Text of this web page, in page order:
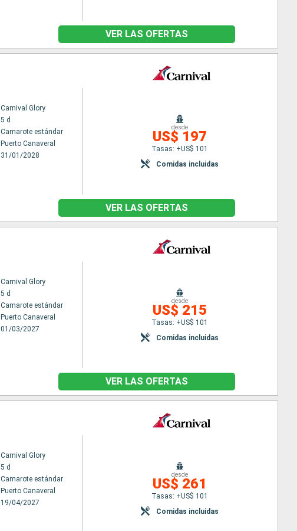
VER LAS OFERTAS
Carnival Glory
5 d
Camarote estándar
Puerto Canaveral
31/01/2028
desde
US$ 197
Tasas: +US$ 101
Comidas incluidas
VER LAS OFERTAS
Carnival Glory
5 d
Camarote estándar
Puerto Canaveral
01/03/2027
desde
US$ 215
Tasas: +US$ 101
Comidas incluidas
VER LAS OFERTAS
Carnival Glory
5 d
Camarote estándar
Puerto Canaveral
19/04/2027
desde
US$ 261
Tasas: +US$ 101
Comidas incluidas